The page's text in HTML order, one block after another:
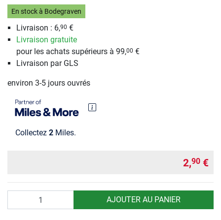
En stock à Bodegraven
Livraison : 6,90 €
Livraison gratuite
pour les achats supérieurs à 99,00 €
Livraison par GLS
environ 3-5 jours ouvrés
Collectez 2 Miles.
2,90 €
AJOUTER AU PANIER